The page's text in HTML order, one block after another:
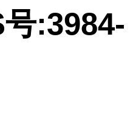
:3984-